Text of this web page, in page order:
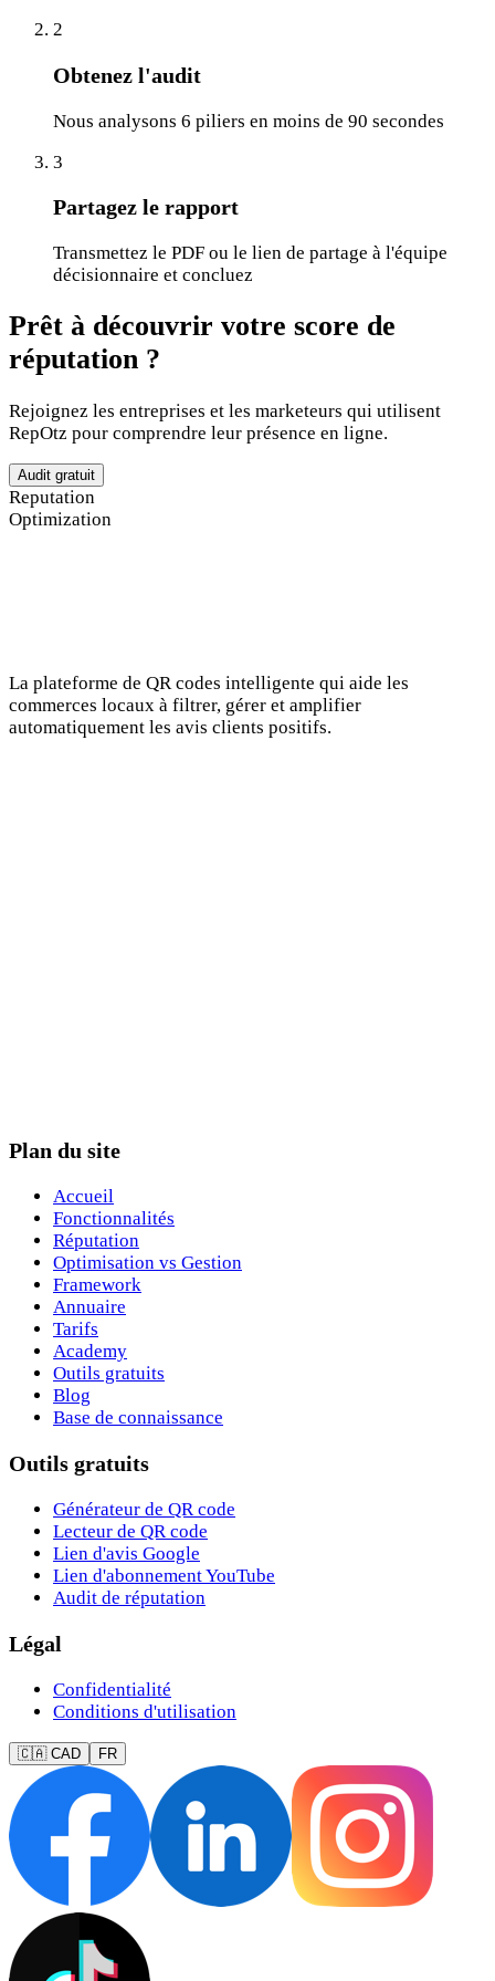
2
Obtenez l'audit
Nous analysons 6 piliers en moins de 90 secondes
3
Partagez le rapport
Transmettez le PDF ou le lien de partage à l'équipe
décisionnaire et concluez
Prêt à découvrir votre score de
réputation ?
Rejoignez les entreprises et les marketeurs qui utilisent
RepOtz pour comprendre leur présence en ligne.
Audit gratuit
Reputation
Optimization
La plateforme de QR codes intelligente qui aide les
commerces locaux à filtrer, gérer et amplifier
automatiquement les avis clients positifs.
Plan du site
Accueil
Fonctionnalités
Réputation
Optimisation vs Gestion
Framework
Annuaire
Tarifs
Academy
Outils gratuits
Blog
Base de connaissance
Outils gratuits
Générateur de QR code
Lecteur de QR code
Lien d'avis Google
Lien d'abonnement YouTube
Audit de réputation
Légal
Confidentialité
Conditions d'utilisation
🇨🇦 CAD FR